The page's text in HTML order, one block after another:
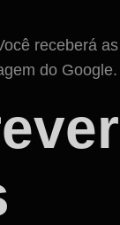
receberá
do Google.